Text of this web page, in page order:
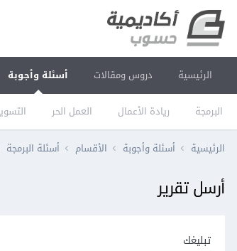
الرئيسية دروس ومقالات أسئلة وأجوبة
البرمجة ريادة الأعمال العمل الحر
الرئيسية أسئلة وأجوبة الأقسام أسئلة البرمجة
أرسل تقرير
تبليغك